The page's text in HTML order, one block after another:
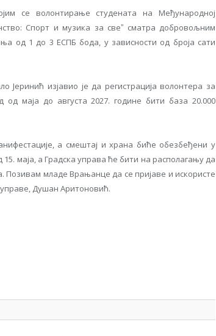
се волонтирање студената на Међународној
Спорт и музика за свеˮ сматра добровољним
од 1 до 3 ЕСПБ бода, у зависности од броја сати
Јеринић изјавио је да регистрација волонтера за
маја до августа 2027. године бити база 20.000
а смештај и храна биће обезбеђени у
маја, а Градска управа ће бити на располагању да
младе Врањанце да се пријаве и искористе
управе, Душан Аритоновић.